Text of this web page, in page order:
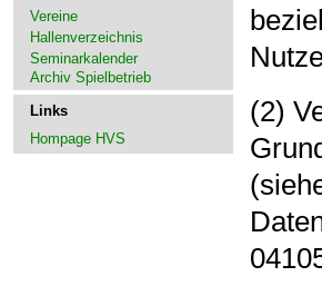
Vereine
Hallenverzeichnis
Seminarkalender
Archiv Spielbetrieb
Links
Hompage HVS
(2)